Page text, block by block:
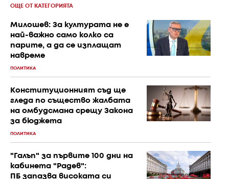
ОЩЕ ОТ КАТЕГОРИЯТА
Милошев: За културата не е
най-важно само колко са
парите, а да се изплащат
навреме
ПОЛИТИКА
Конституционният съд ще
гледа по същество жалбата
на омбудсмана срещу Закона
за бюджета
ПОЛИТИКА
"Галъп" за първите 100 дни на
кабинета "Радев":
ПБ запазва високата си